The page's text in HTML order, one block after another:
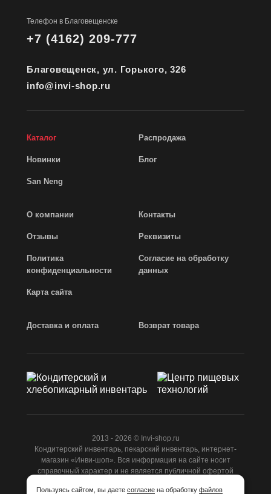
Телефон в Благовещенске
+7 (4162) 209-777
Благовещенск, ул. Горького, 326
info@invi-shop.ru
Каталог Распродажа
Новинки Блог
San Neng
О компании Контакты
Отзывы Реквизиты
Политика
конфиденциальности
Согласие на обработку
данных
Карта сайта
Доставка и оплата Возврат товара
2013 - 2026 © Invi-shop.ru
Кондитерский инвентарь, пекарский инвентарь, интернет-
магазин «Инви-шоп». Вся информация на сайте носит
справочный характер и не является публичной офертой
Пользуясь сайтом, вы даете согласие на обработку файлов